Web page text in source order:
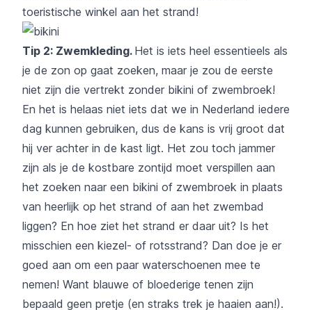
toeristische winkel aan het strand!
Tip 2: Zwemkleding. Het is iets heel essentieels als
je de zon op gaat zoeken, maar je zou de eerste
niet zijn die vertrekt zonder bikini of zwembroek!
En het is helaas niet iets dat we in Nederland iedere
dag kunnen gebruiken, dus de kans is vrij groot dat
hij ver achter in de kast ligt. Het zou toch jammer
zijn als je de kostbare zontijd moet verspillen aan
het zoeken naar een bikini of zwembroek in plaats
van heerlijk op het strand of aan het zwembad
liggen? En hoe ziet het strand er daar uit? Is het
misschien een kiezel- of rotsstrand? Dan doe je er
goed aan om een paar waterschoenen mee te
nemen! Want blauwe of bloederige tenen zijn
bepaald geen pretje (en straks trek je haaien aan!).